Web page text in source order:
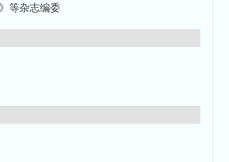
等杂志编委